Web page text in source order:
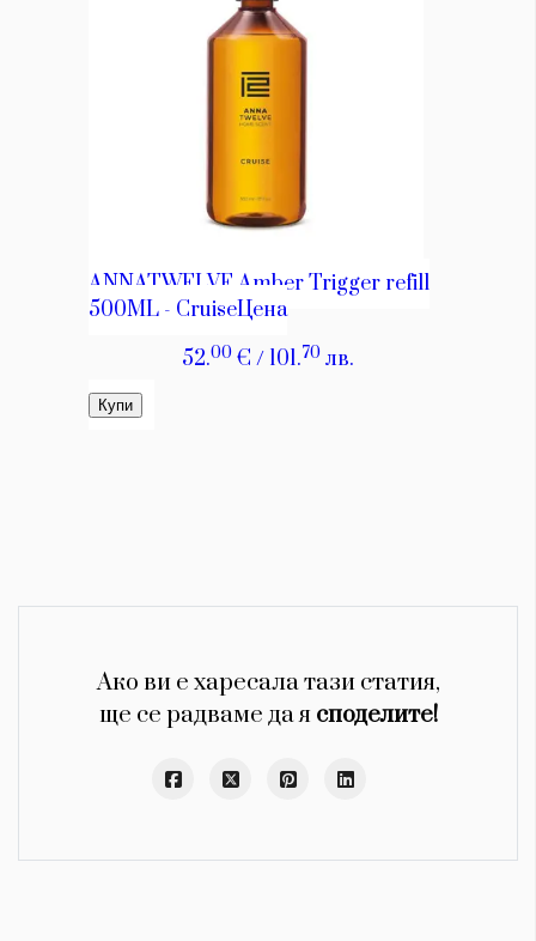
Ако ви е харесала тази статия,
ще се радваме да я споделите!